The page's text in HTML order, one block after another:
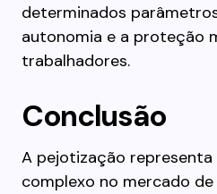
determinados
autonomia e a proteção
trabalhadores.
Conclusão
A pejotização representa
complexo no mercado